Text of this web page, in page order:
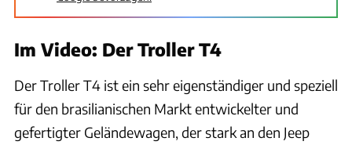
Im Video: Der Troller T4
Der Troller T4 ist ein sehr eigenständiger und speziell
für den brasilianischen Markt entwickelter und
gefertigter Geländewagen, der stark an den Jeep